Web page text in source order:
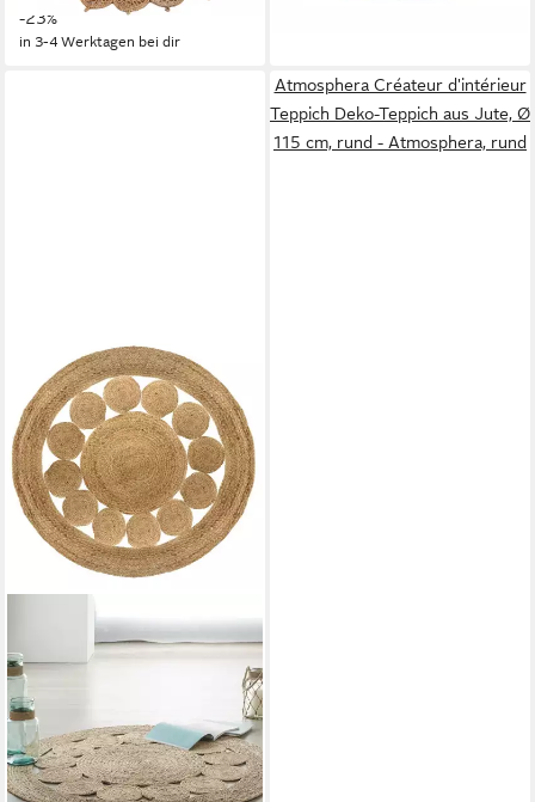
-23%
in 3-4 Werktagen bei dir
Atmosphera Créateur d'intérieur
Teppich Deko-Teppich aus Jute, Ø
115 cm, rund - Atmosphera, rund